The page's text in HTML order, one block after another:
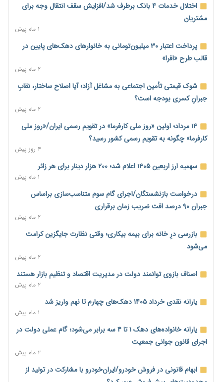
منابع صندوق ملی مسکن به متقاضیان رسید؛ اولویت با پروژه‌های
هشدار درباره آینده صندوق‌های بازنشستگی؛ اعتماد بیمه‌پردازان را
ترمیم مزد در راه است؟ تأکید بر افزایش مزد پایه و شفافیت سبد
۱۷ ساعت پیش
وام بدون رتبه اعتباری؛ صندوق کارآفرینی امید از حمایت متفاوت
ناترازی برق ۳۰ درصد کاهش یافت؛ وعده وزارت نیرو برای رفع
محدودیت صنایع
۱۸ ساعت پیش
ورود بخش خصوصی به حکمرانی اشتغال؛ «یاوران پیشرفت»
امسال گسترده‌تر می‌شود
۱۸ ساعت پیش
مطالبه کارگران جنوب برای پرداخت «حق جنگ»؛ از نفت و گاز تا
شبکه برق
۱۸ ساعت پیش
حساب‌های شرکت ملی نفت در بانک صنعت و معدن مسدود شد؛
بدهی یک میلیارد دلاری
درآمد کارگزاری‌ها چقدر است؟ کانون کارگزاران اعداد منتشرشده در
فضای مجازی را تکذیب کرد
بیکاری ۷ درصدی روی کاغذ؛ آیا در واقعیت هم این چنین است؟
اختلال خدمات ۴ بانک برطرف شد/افزایش سقف انتقال وجه برای
مشتریان
۱ ماه پیش
پرداخت اعتبار ۳۰ میلیون‌تومانی به خانوارهای دهک‌های پایین در
قالب طرح «افرا»
۲ ماه پیش
شوک قیمتی تأمین اجتماعی به مشاغل آزاد؛ آیا اصلاح ساختار، نقابِ
جبرانِ کسری بودجه است؟
۲ ماه پیش
۱۴ مرداد؛ اولین «روز ملی کارفرما» در تقویم رسمی ایران/«روز ملی
کارفرما» چگونه به تقویم رسمی کشور رسید؟
۴ روز پیش
سهمیه ارز اربعین ۱۴۰۵ اعلام شد؛ ۲۰۰ هزار دینار برای هر زائر
۱ ماه پیش
درخواست بازنشستگان/اجرای گام سوم متناسب‌سازی براساس
جبران ۹۰ درصد افت ضریب زمان برقراری
۲ ماه پیش
بازرسی درِ خانه برای بیمه بیکاری؛ وقتی نظارت جایگزین کرامت
می‌شود
۲ ماه پیش
اصناف بازوی توانمند دولت در مدیریت اقتصاد و تنظیم بازار هستند
۲ ماه پیش
یارانه نقدی خرداد ۱۴۰۵ دهک‌های چهارم تا نهم واریز شد
۱ ماه پیش
یارانه خانواده‌های دهک ۱ تا ۴ سه برابر می‌شود؛ گام عملی دولت در
اجرای قانون جوانی جمعیت
۲ ماه پیش
ابهام قانونی در فروش خودرو/ایران‌خودرو با مشارکت در تولید از